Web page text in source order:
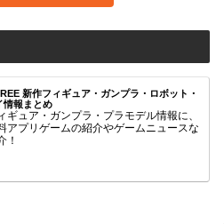
新作フィギュア・ガンプラ・ロボット・
情報まとめ
ギュア・ガンプラ・プラモデル情報に、
アプリゲームの紹介やゲームニュースな
！